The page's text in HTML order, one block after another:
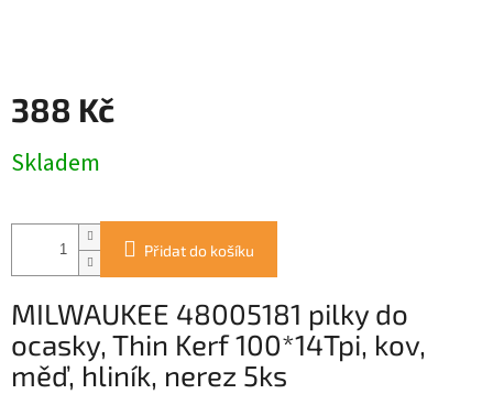
388 Kč
cena:
Skladem
Přidat do košíku
MILWAUKEE 48005181 pilky do
ocasky, Thin Kerf 100*14Tpi, kov,
měď, hliník, nerez 5ks